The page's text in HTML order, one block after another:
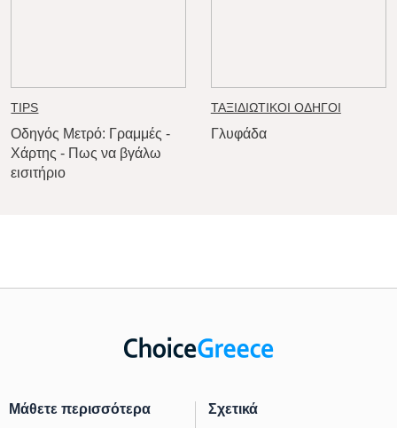
TIPS
Οδηγός Μετρό: Γραμμές -
Χάρτης - Πως να βγάλω
εισιτήριο
ΤΑΞΙΔΙΩΤΙΚΟΙ ΟΔΗΓΟΙ
Γλυφάδα
Μάθετε περισσότερα
Σχετικά